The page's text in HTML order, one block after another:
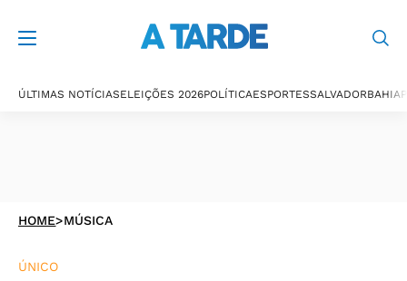
ÚLTIMAS NOTÍCIASELEIÇÕES 2026POLÍTICAESPORTESSALVADORBAHIA
HOME>MÚSICA
ÚNICO